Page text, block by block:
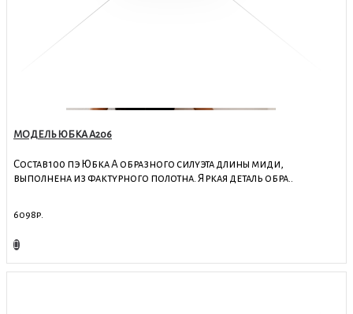
МОДЕЛЬ ЮБКА А206
Состав100 пэ Юбка А образного силуэта длины миди,
выполнена из фактурного полотна. Яркая деталь обра..
6098р.